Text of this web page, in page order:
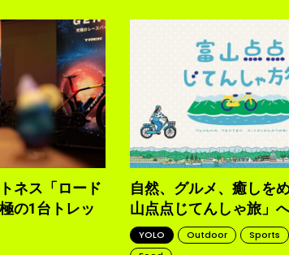
ネス「ロード
の1台トレッ
自然、グルメ、癒しを
山点点じてんしゃ旅」
YOLO Outdoor Sports